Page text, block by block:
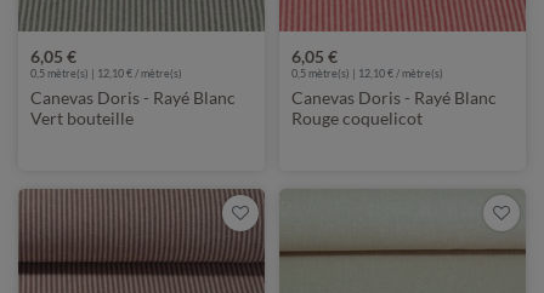
6,05 €
0,5 mètre(s) | 12,10 € / mètre(s)
Canevas Doris - Rayé Blanc
Vert bouteille
6,05 €
0,5 mètre(s) | 12,10 € / mètre(s)
Canevas Doris - Rayé Blanc
Rouge coquelicot